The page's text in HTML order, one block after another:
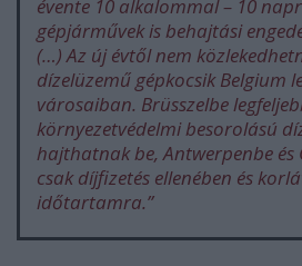
évente 10 alkalommal – 10
gépjárművek is behajtási
(…)Az új évtől nem
dízelüzemű gépkocsik Belgium
városaiban. Brüsszelbe
környezetvédelmi besorolású
hajthatnak be, Antwerpenbe és
csak díjfizetés ellenében és
időtartamra.”